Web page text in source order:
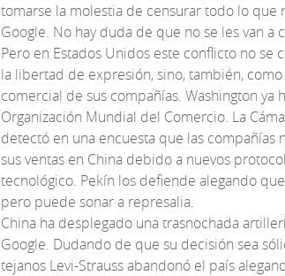
tomarse la molestia de censurar todo lo
Google. No hay duda de que no se les van a
Pero en Estados Unidos este conflicto no se
la libertad de expresión, sino, también,
comercial de sus compañías. Washington
Organización Mundial del Comercio. La
detectó en una encuesta que las
sus ventas en China debido a nuevos
tecnológico. Pekín los defiende alegando
pero puede sonar a represalia.
China ha desplegado una trasnochada
Google. Dudando de que su decisión sea
tejanos Levi-Strauss abandonó el país